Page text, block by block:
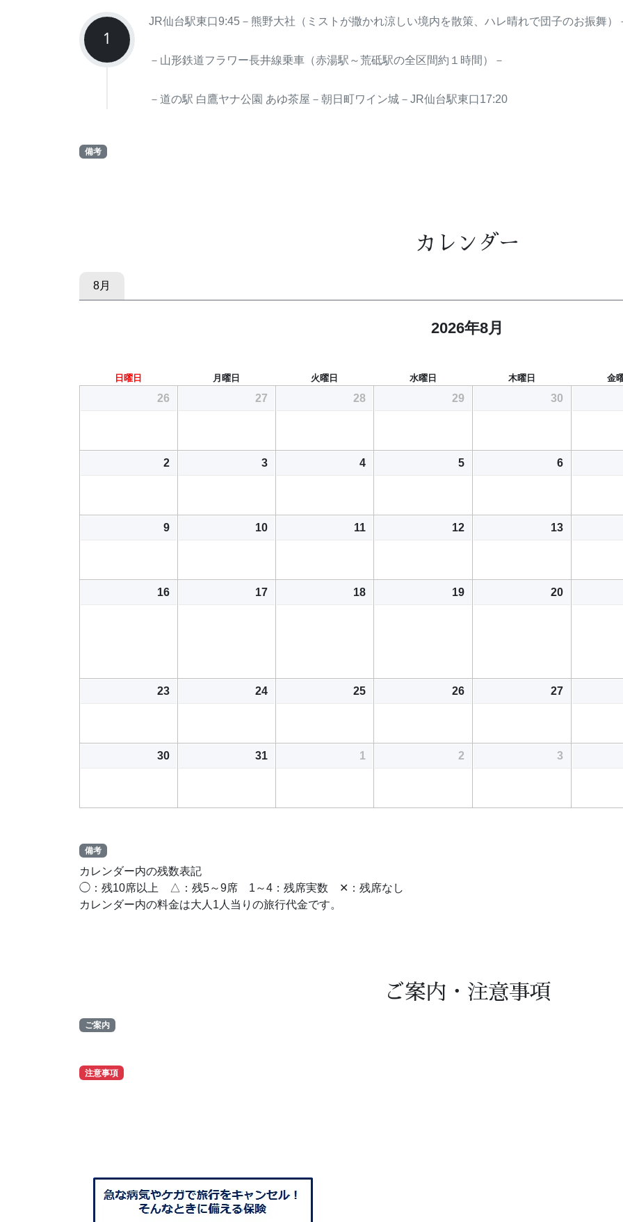
1
JR仙台駅東口9:45－熊野大社（ミストが撒かれ涼しい境内を散策、ハレ晴れで団子のお振舞）
－山形鉄道フラワー長井線乗車（赤湯駅～荒砥駅の全区間約１時間）－
－道の駅 白鷹ヤナ公園 あゆ茶屋－朝日町ワイン城－JR仙台駅東口17:20
備考
カレンダー
8月
2026年8月
日曜日 月曜日 火曜日 水曜日 木曜日 金
26 27 28 29 30
2 3 4 5 6
9 10 11 12 13
16 17 18 19 20
23 24 25 26 27
30 31 1 2 3
備考
カレンダー内の残数表記
◯：残10席以上 △：残5～9席 1～4：残席実数 ✕：残席なし
カレンダー内の料金は大人1人当りの旅行代金です。
ご案内・注意事項
ご案内
注意事項